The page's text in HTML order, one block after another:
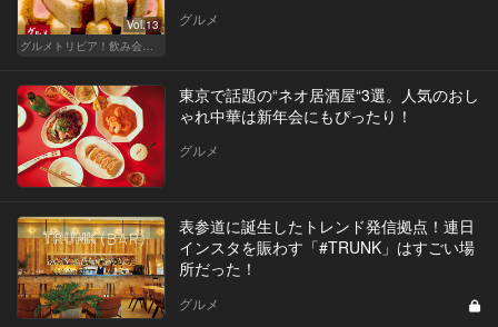
Vol.13
グルメ
東京で話題の“ネオ居酒屋“3選。人気のおし
ゃれ中華は新年会にもぴったり！
グルメ
表参道に誕生したトレンド発信拠点！連日
インスタを賑わす「#TRUNK」はすごい場
所だった！
グルメ